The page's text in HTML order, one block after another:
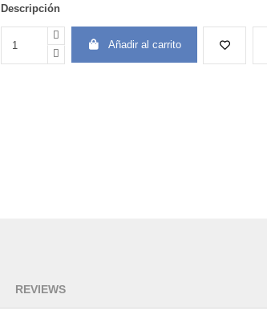
Descripción
Añadir al carrito
REVIEWS